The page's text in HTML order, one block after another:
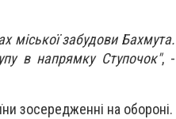
міської забудови Бахмута.
в напрямку Ступочок", -
зосередженні на обороні.